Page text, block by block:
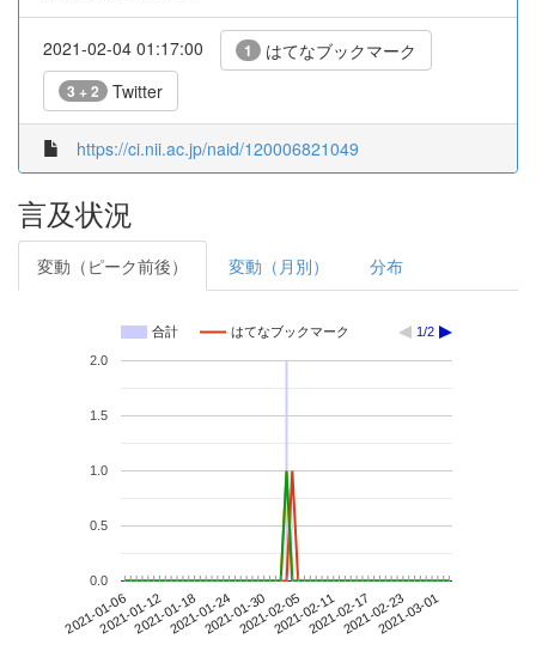
2021-02-04 01:17:00 1 はてなブックマーク
3 + 2 Twitter
https://ci.nii.ac.jp/naid/120006821049
言及状況
変動（ピーク前後） 変動（月別） 分布
合計 はてなブックマーク 1/2
2021-01-062021-01-122021-01-182021-01-242021-01-302021-02-052021-02-112021-02-172021-02-232021-03-01
0.0
0.5
1.0
1.5
2.0